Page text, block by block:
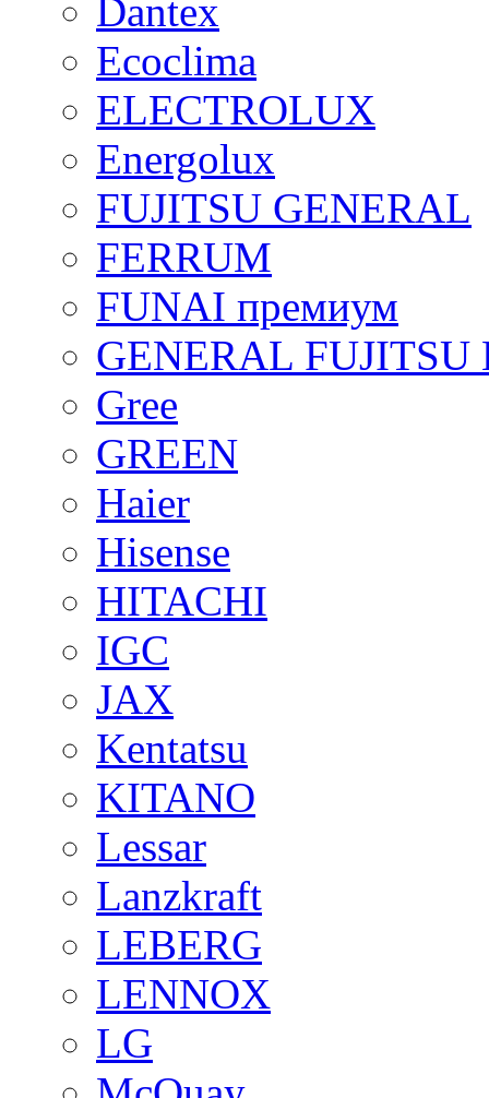
Dantex
Ecoclima
ELECTROLUX
Energolux
FUJITSU GENERAL
FERRUM
FUNAI премиум
GENERAL FUJITSU
Gree
GREEN
Haier
Hisense
HITACHI
IGC
JAX
Kentatsu
KITANO
Lessar
Lanzkraft
LEBERG
LENNOX
LG